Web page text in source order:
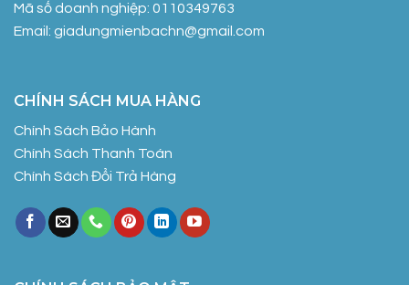
Mã số doanh nghiệp: 0110349763
Email: giadungmienbachn@gmail.com
CHÍNH SÁCH MUA HÀNG
Chính Sách Bảo Hành
Chính Sách Thanh Toán
Chính Sách Đổi Trả Hàng